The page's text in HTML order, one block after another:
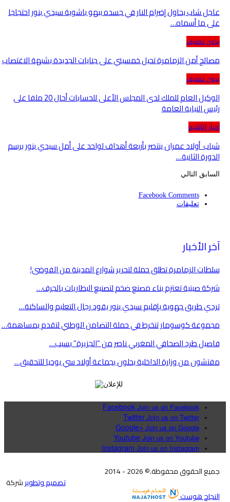
عاجل شاب يحاول إضرام النار في جسده ببهو باشوية سيدي بنور احتجاجا
على ما أسماه…
بدون تصنيف
مصالح أمن الزمامرة تحيل خمسيني على جنايات الجديدة بشبهة الاغتصاب
بدون تصنيف
الوكيل العام للملك لدى المجلس الأعلى للحسابات أحال 20 ملفا على
رئيس النيابة العامة
اخبار الإقليم
شباب أولاد عمران ينتصر بأربعة أهداف لواحد على أمل سيدي بنور برسم
الدورة الثانية…
السابقالتالي
Facebook Comments
تعليقات
آخر الأخبار
سلطات الزمامرة تطلق حملة لتحرير شوارع المدينة من الفوضى!
شركة صينية تعتزم بناء مصنع ضخم لتصنيع البطاريات بالجرف…
تردي طريق جهوية بإقليم سيدي بنور يقود رجال التعليم والساكنة…
مجموعة كوسومار تنخرط في حملة التضامن الوطني لتقدم بمساهمة…
فاصيل طرد الصحافي المغربي ناصر من “الجزيرة” بسبب…
مفتشون من وزارة الداخلية يحلون بجماعة أولاد سي بوحيا للتحقيق…
Facebook Join us on Facebook
Twitter Join us on Twitter
Google+ Join us on Google
Youtube Join us on Youtube
Instagram Join us on Instagram
جميع الحقوق محفوظة.© 2026 - 2014
تصميم وتطويرشركة
النجاح هوست